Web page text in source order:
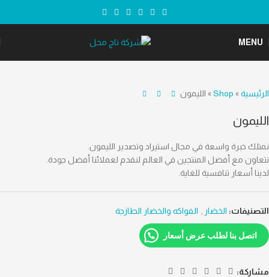
MENU
الرئيسية»
Shop
» الليمون
الليمون
نمتلك خبرة واسعة في مجال استيراد وتصدير الليمون.
نتعاون مع أفضل المنتجين في العالم لنقدم لعملائنا أفضل جودة.
لدينا أسعار تنافسية للغاية.
التصنيفات: الخضار , الفواكه والخضار الطازجة
اتصل بنا لطلب عرض أسعار
مشاركة: